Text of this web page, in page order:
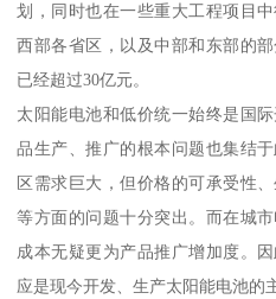
划，同时也在一些重大工程项目
西部各省区，以及中部和东部的
已经超过30亿元。
太阳能电池和低价统一始终是国
品生产、推广的根本问题也集结
区需求巨大，但价格的可承受性
等方面的问题十分突出。而在城
成本无疑更为产品推广增加度。
应是现今开发、生产太阳能电池的